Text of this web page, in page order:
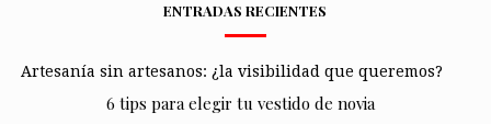
ENTRADAS RECIENTES
Artesanía sin artesanos: ¿la visibilidad que queremos?
6 tips para elegir tu vestido de novia